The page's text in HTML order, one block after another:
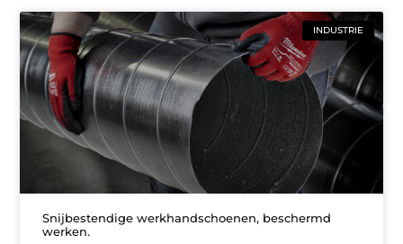
INDUSTRIE
Snijbestendige werkhandschoenen, beschermd
werken.